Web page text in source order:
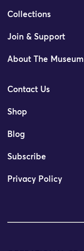
Collections
Join & Support
About The Museum
Contact Us
Shop
Blog
Subscribe
Privacy Policy